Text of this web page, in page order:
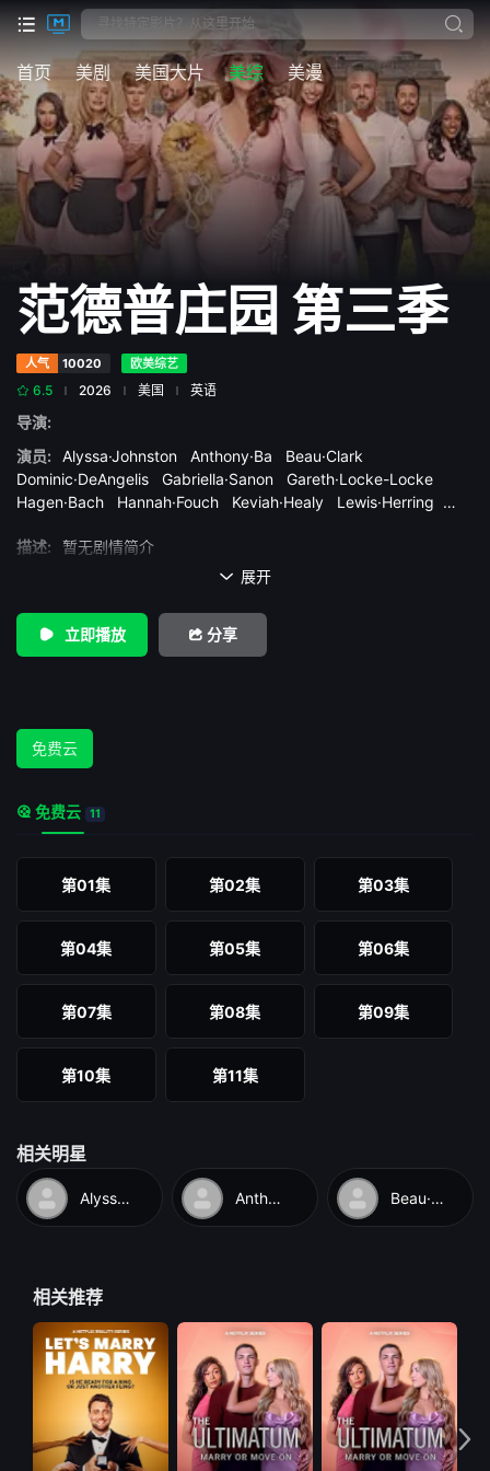
首页 美剧 美国大片 美综 美漫
范德普庄园 第三季
人气 10020 欧美综艺
6.5 2026 美国 英语
导演:
演员:
Alyssa·Johnston Anthony·Ba
Beau·Clark
Dominic·DeAngelis
Gabriella·Sanon
Gareth·Locke-Locke
Hagen·Bach
Hannah·Fouch Keviah·Healy
Lewis·Herring
Nick·King Ollie·Locke
描述: 暂无剧情简介
 展开
立即播放 分享
免费云
免费云 11
第01集 第02集 第03集
第04集 第05集 第06集
第07集 第08集 第09集
第10集 第11集
相关明星
Alyssa·Johnston Anthony·Ba Beau·Clark
相关推荐